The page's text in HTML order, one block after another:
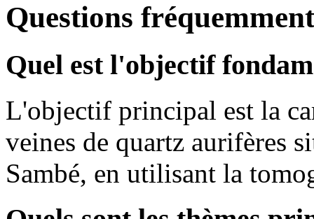
Questions
Quel est l'objectif
L'objectif principal est la
veines de quartz aurifères
Sambé, en utilisant la